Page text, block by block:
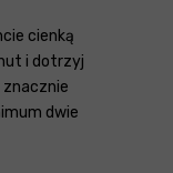
cienką
i dotrzyj
dwie